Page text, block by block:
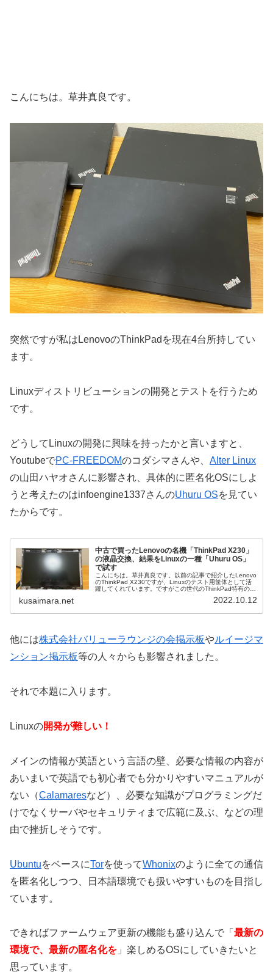
こんにちは。草井真良です。
突然ですが私はLenovoのThinkPadを現在4台所持してい
ます。
Linuxディストリビューションの開発とテストを行うため
です。
どうしてLinuxの開発に興味を持ったかと言いますと、
YoutubeでPC-FREEDOMのコダシマさんや、 Alter Linux
の山田ハヤオさんに影響され、具体的に匿名化OSにしよ
うと考えたのはinfoengine1337さんのUhuru OSを見てい
たからです。
中古で買ったLenovoの名機「ThinkPad X230」
の液晶交換、結果をLinuxの一種「Uhuru OS」
で試す
こんにちは。草井真良です。以前の記事で紹介したLenovo
のThinkPad X230ですが、Linuxのテスト用筐体として活
躍してくれています。ですがこの世代のThinkPad特有の問
kusaimara.net 2022.10.12
他には株式会社バリューラウンジの会掲示板やルイージマ
ンション掲示板等の人々からも影響されました。
それで本題に入ります。
Linuxの開発が難しい！
メインの情報が英語という言語の壁、必要な情報の内容が
あいまいで英語でも初心者でも分かりやすいマニュアルが
ない（Calamaresなど）、必要な知識がプログラミングだ
けでなくサーバやセキュリティまで広範に及ぶ、などの理
由で挫折しそうです。
UbuntuをベースにTorを使ってWhonixのように全ての通信
を匿名化しつつ、日本語環境でも扱いやすいものを目指し
ています。
できればファームウェア更新の機能も盛り込んで「 最新の
環境で、最新の匿名化を 」楽しめるOSにしていきたいと
思っています。